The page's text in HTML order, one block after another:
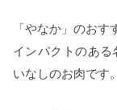
「やなか」のお
インパクトのあ
いなしのお肉です。